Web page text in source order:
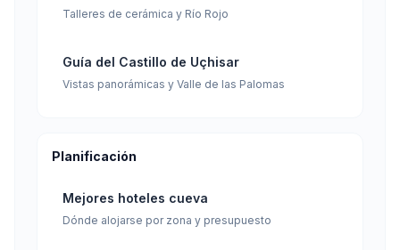
Talleres de cerámica y Río Rojo
Guía del Castillo de Uçhisar
Vistas panorámicas y Valle de las Palomas
Planificación
Mejores hoteles cueva
Dónde alojarse por zona y presupuesto